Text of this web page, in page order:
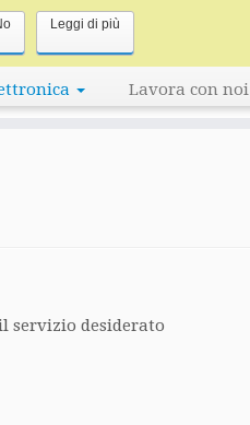
Lavora con noi
servizio desiderato
Leggi di più